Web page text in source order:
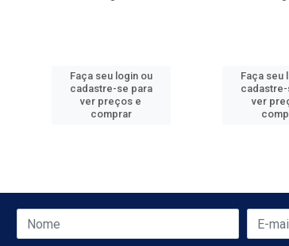
Faça seu login ou
cadastre-se para
ver preços e
comprar
Faça seu
ver